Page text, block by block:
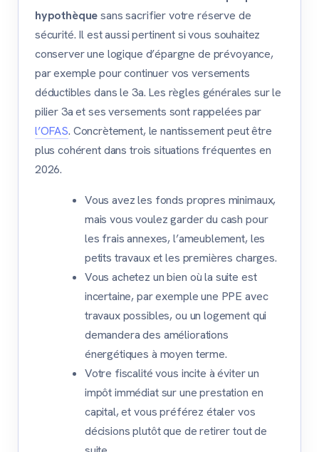
hypothèquesans sacrifier votre réserve de
sécurité. Il est aussi pertinent si vous souhaitez
conserver une logique d’épargne de prévoyance,
par exemple pour continuer vos versements
déductibles dans le 3a. Les règles générales sur le
pilier 3a et ses versements sont rappelées par
l’OFAS. Concrètement, le nantissement peut être
plus cohérent dans trois situations fréquentes en
2026.
Vous avez les fonds propres minimaux,
mais vous voulez garder du cash pour
les frais annexes, l’ameublement, les
petits travaux et les premières charges.
Vous achetez un bien où la suite est
incertaine, par exemple une PPE avec
travaux possibles, ou un logement qui
demandera des améliorations
énergétiques à moyen terme.
Votre fiscalité vous incite à éviter un
impôt immédiat sur une prestation en
capital, et vous préférez étaler vos
décisions plutôt que de retirer tout de